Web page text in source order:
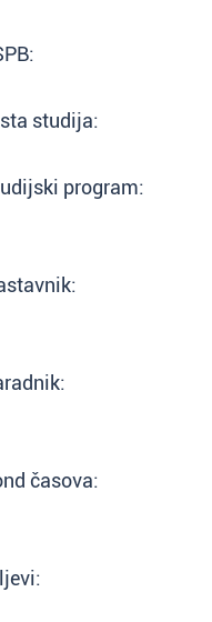
studija:
program:
časova: